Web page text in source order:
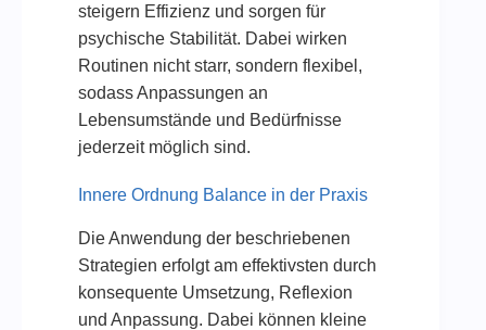
steigern Effizienz und sorgen für
psychische Stabilität. Dabei wirken
Routinen nicht starr, sondern flexibel,
sodass Anpassungen an
Lebensumstände und Bedürfnisse
jederzeit möglich sind.
Innere Ordnung Balance in der Praxis
Die Anwendung der beschriebenen
Strategien erfolgt am effektivsten durch
konsequente Umsetzung, Reflexion
und Anpassung. Dabei können kleine